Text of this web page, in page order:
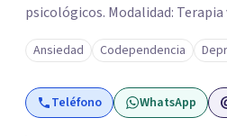
psicológicos. Modalidad:
Ansiedad Codependencia
Teléfono WhatsApp